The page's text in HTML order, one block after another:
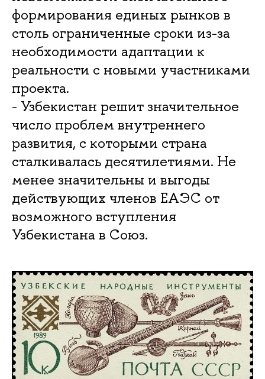
формирования единых рынков в
столь ограниченные сроки из-за
необходимости адаптации к
реальности с новыми участниками
проекта.
- Узбекистан решит значительное
число проблем внутреннего
развития, с которыми страна
сталкивалась десятилетиями. Не
менее значительны и выгоды
действующих членов ЕАЭС от
возможного вступления
Узбекистана в Союз.